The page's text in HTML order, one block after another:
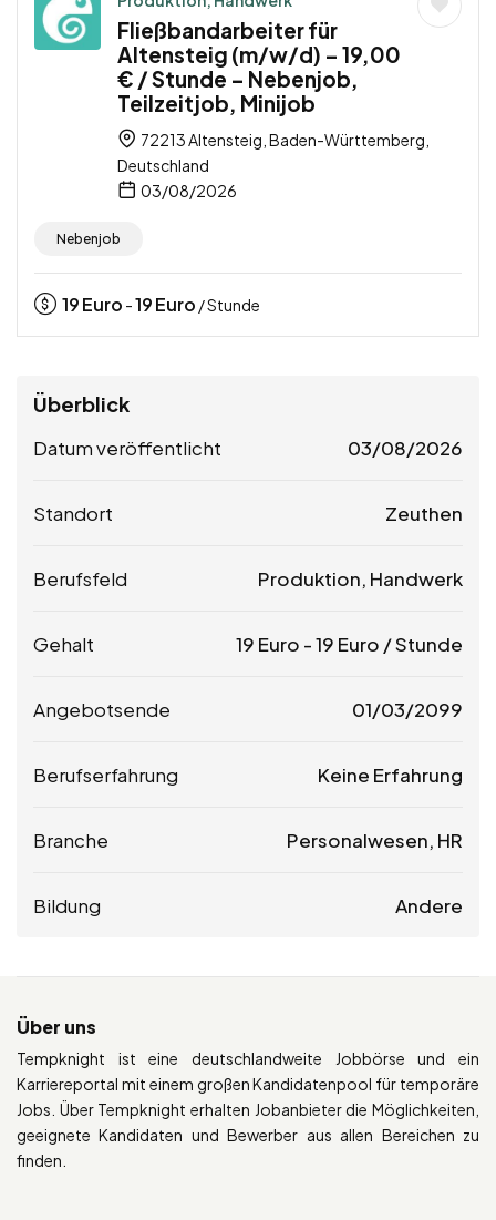
Fließbandarbeiter für
Altensteig (m/w/d) – 19,00
€ / Stunde – Nebenjob,
Teilzeitjob, Minijob
72213 Altensteig, Baden-Württemberg,
Deutschland
03/08/2026
Nebenjob
19Euro -19Euro / Stunde
Überblick
Datum veröffentlicht 03/08/2026
Standort Zeuthen
Berufsfeld Produktion, Handwerk
Gehalt 19 Euro -19 Euro / Stunde
Angebotsende 01/03/2099
Berufserfahrung Keine Erfahrung
Branche Personalwesen, HR
Bildung Andere
Über uns
Tempknight ist eine deutschlandweite Jobbörse und ein
Karriereportal mit einem großen Kandidatenpool für temporäre
Jobs. Über Tempknight erhalten Jobanbieter die Möglichkeiten,
geeignete Kandidaten und Bewerber aus allen Bereichen zu
finden.